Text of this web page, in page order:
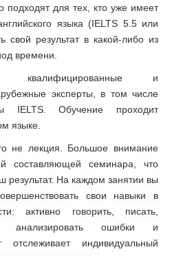
подходят для тех, кто уже имеет
языка (IELTS 5.5 или
свой результат в какой-либо из
времени.
квалифицированные и
эксперты, в том числе
IELTS. Обучение проходит
языке.
не лекция. Большое внимание
составляющей семинара, что
результат. На каждом занятии вы
свои навыки в
активно говорить, писать,
анализировать ошибки и
отслеживает индивидуальный